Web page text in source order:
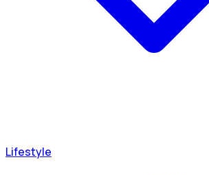
Lifestyle